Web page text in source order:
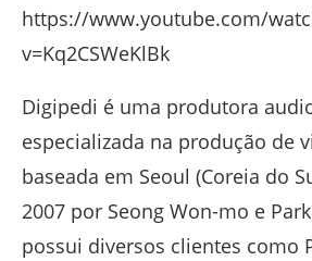
https://www.youtube.com/
v=Kq2CSWeKlBk
Digipedi é uma produtora
especializada na produção de
baseada em Seoul (Coreia do
2007 por Seong Won-mo e
possui diversos clientes como